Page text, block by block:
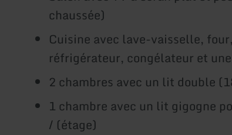
chaussée)
Cuisine avec lave-vaisselle,
réfrigérateur, congélateur et
2 chambres avec un lit double
1 chambre avec un lit gigogne
/ (étage)